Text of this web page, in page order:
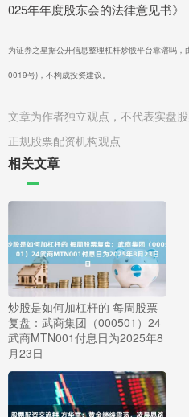
025年年度股东会的法律意见书》
为证券之星据公开信息整理杠杆炒股平台靠谱吗
0019号)，不构成投资建议。
文章为作者独立观点，不代表实盘
正规股票配资机构观点
相关文章
炒股是如何加杠杆的 每周股票
复盘：武商集团（000501）24
武商MTN001付息日为2025年8
月23日